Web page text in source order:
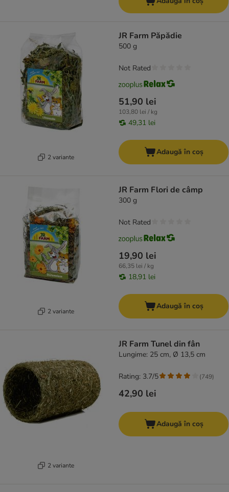
2 variante
JR Farm Păpădie
500 g
51,90 lei
103,80 lei / kg
49,31 lei
Not Rated
Adaugă în coș
2 variante
JR Farm Flori de câmp
300 g
19,90 lei
66,35 lei / kg
18,91 lei
Not Rated
Adaugă în coș
2 variante
JR Farm Tunel din fân
Lungime: 25 cm, Ø 13,5 cm
42,90 lei
Rating: 3.7/5 (749)
Adaugă în coș